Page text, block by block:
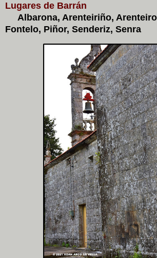
Lugares de Barrán
Albarona, Arenteiriño,
Fontelo, Piñor, Senderiz, Senra